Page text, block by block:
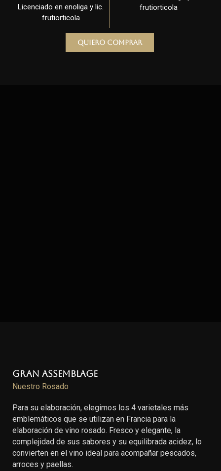
Licenciado en enoliga y lic.
frutiorticola
frutiorticola
Quiero comprar
Gran Assemblage
Nuestro Rosado
Para su elaboración, elegimos los 4 varietales más
emblemáticos que se utilizan en Francia para la
elaboración de vino rosado. Fresco y elegante, la
complejidad de sus sabores y su equilibrada acidez, lo
convierten en el vino ideal para acompañar pescados,
arroces y paellas.